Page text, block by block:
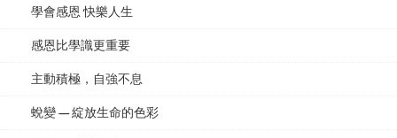
學會感恩 快樂人生
感恩比學識更重要
主動積極，自強不息
蛻變 — 綻放生命的色彩